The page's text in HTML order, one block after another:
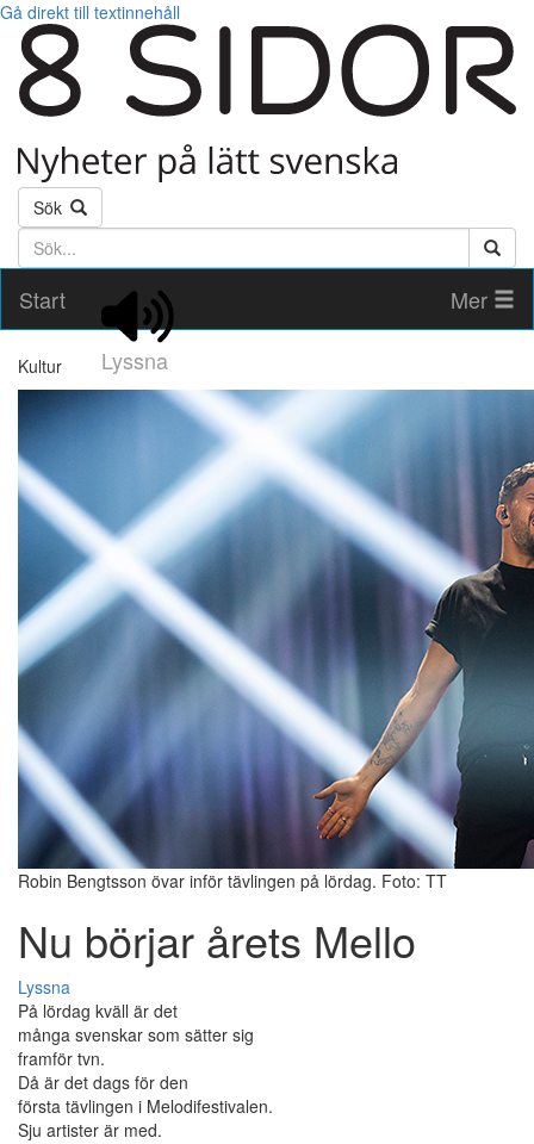
Gå direkt till textinnehåll
Sök
Söktext
Start
Lyssna
Mer
Kultur
Robin Bengtsson övar inför tävlingen på lördag. Foto: TT
Nu börjar årets Mello
Lyssna
På lördag kväll är det
många svenskar som sätter sig
framför tvn.
Då är det dags för den
första tävlingen i Melodifestivalen.
Sju artister är med.